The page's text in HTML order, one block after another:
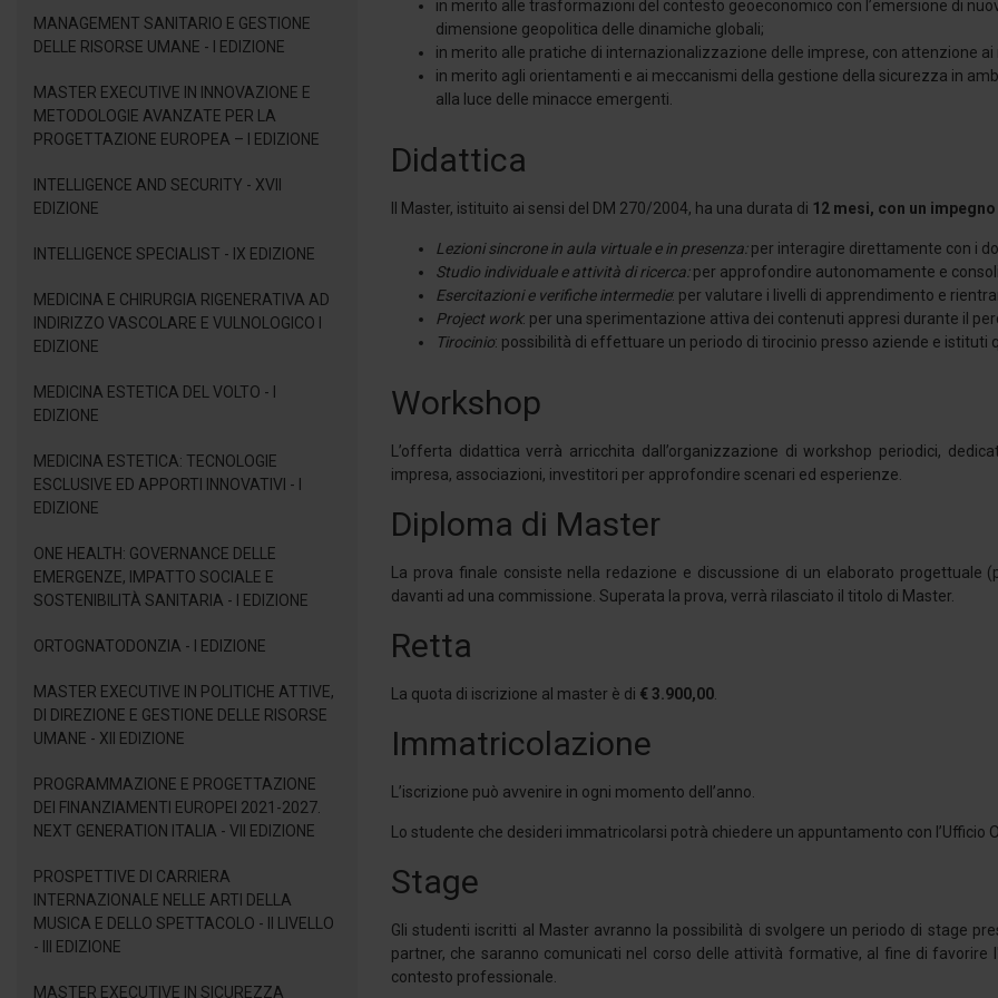
MANAGEMENT SANITARIO E GESTIONE
DELLE RISORSE UMANE - I EDIZIONE
MASTER EXECUTIVE IN INNOVAZIONE E
METODOLOGIE AVANZATE PER LA
PROGETTAZIONE EUROPEA – I EDIZIONE
INTELLIGENCE AND SECURITY - XVII
EDIZIONE
INTELLIGENCE SPECIALIST - IX EDIZIONE
MEDICINA E CHIRURGIA RIGENERATIVA AD
INDIRIZZO VASCOLARE E VULNOLOGICO I
EDIZIONE
MEDICINA ESTETICA DEL VOLTO - I
EDIZIONE
MEDICINA ESTETICA: TECNOLOGIE
ESCLUSIVE ED APPORTI INNOVATIVI - I
EDIZIONE
ONE HEALTH: GOVERNANCE DELLE
EMERGENZE, IMPATTO SOCIALE E
SOSTENIBILITÀ SANITARIA - I EDIZIONE
ORTOGNATODONZIA - I EDIZIONE
MASTER EXECUTIVE IN POLITICHE ATTIVE,
DI DIREZIONE E GESTIONE DELLE RISORSE
UMANE - XII EDIZIONE
PROGRAMMAZIONE E PROGETTAZIONE
DEI FINANZIAMENTI EUROPEI 2021-2027.
NEXT GENERATION ITALIA - VII EDIZIONE
PROSPETTIVE DI CARRIERA
INTERNAZIONALE NELLE ARTI DELLA
MUSICA E DELLO SPETTACOLO - II LIVELLO
- III EDIZIONE
MASTER EXECUTIVE IN SICUREZZA
in merito alle trasformazioni del contesto geoeconomico con l’emersione di
dimensione geopolitica delle dinamiche globali;
in merito alle pratiche di internazionalizzazione delle imprese, con attenzione
in merito agli orientamenti e ai meccanismi della gestione della sicurezza in
alla luce delle minacce emergenti.
Didattica
Il Master, istituito ai sensi del DM 270/2004, ha una durata di 12 mesi, con un
Lezioni sincrone in aula virtuale e in presenza:per interagire direttamente con i
Studio individuale e attività di ricerca:per approfondire autonomamente e
Esercitazioni e verifiche intermedie: per valutare i livelli di apprendimento e
Project work: per una sperimentazione attiva dei contenuti appresi durante il
Tirocinio: possibilità di effettuare un periodo di tirocinio presso aziende e istituti
Workshop
L’offerta didattica verrà arricchita dall’organizzazione di workshop periodici,
impresa, associazioni, investitori per approfondire scenari ed esperienze.
Diploma di Master
La prova finale consiste nella redazione e discussione di un elaborato
davanti ad una commissione. Superata la prova, verrà rilasciato il titolo di Master.
Retta
La quota di iscrizione al master è di € 3.900,00
Immatricolazione
L’iscrizione può avvenire in ogni momento dell’anno.
Lo studente che desideri immatricolarsi potrà chiedere un appuntamento con
Stage
Gli studenti iscritti al Master avranno la possibilità di svolgere un periodo di stage
partner, che saranno comunicati nel corso delle attività formative, al fine di
contesto professionale.